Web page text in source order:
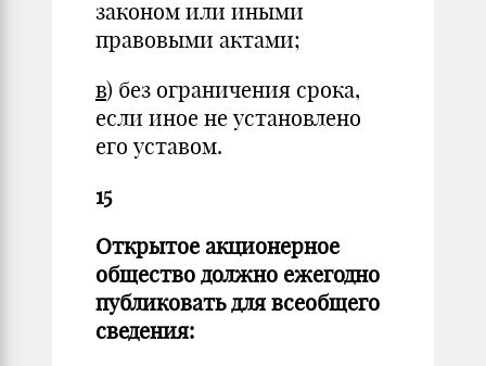
законом или иными
правовыми актами;
в) без ограничения срока,
если иное не установлено
его уставом.
15
Открытое акционерное
общество должно ежегодно
публиковать для всеобщего
сведения: